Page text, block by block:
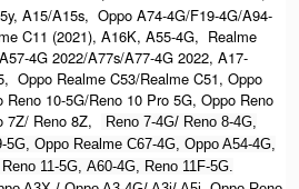
A15/A15s, Oppo A74-4G/F19-4G/A94-
C11 (2021), A16K, A55-4G, Realme
4G 2022/A77s/A77-4G 2022, A17-
Oppo Realme C53/Realme C51, Oppo
10-5G/Reno 10 Pro 5G, Oppo Reno
7Z/ Reno 8Z,
Reno 7-4G/ Reno 8-4G,
5G, Oppo Realme C67-4G, Oppo A54-4G,
11-5G, A60-4G, Reno 11F-5G.